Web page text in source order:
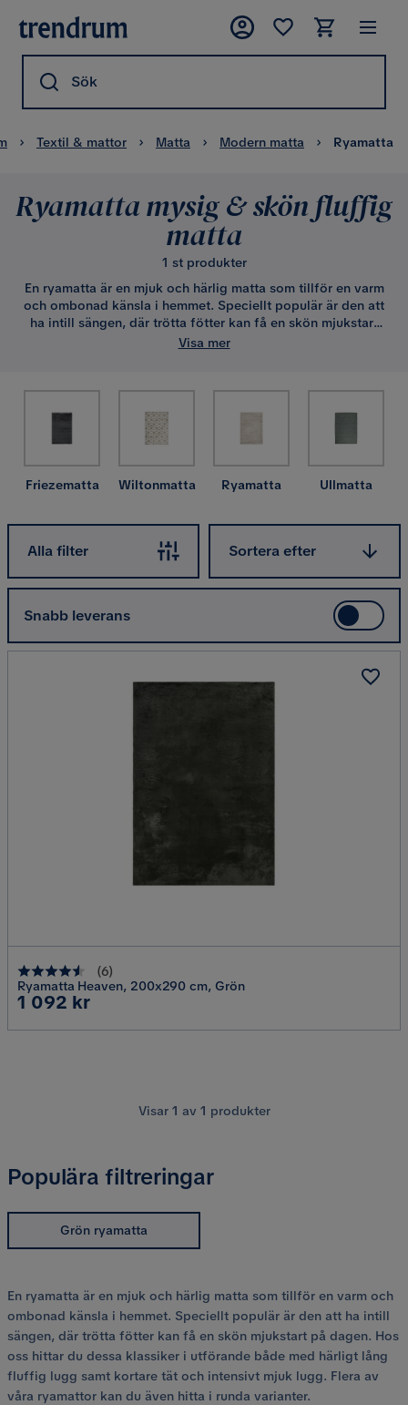
Sök
Textil & mattor Matta Modern matta Ryamatta
Ryamatta mysig & skön fluffig
matta
1 st produkter
En ryamatta är en mjuk och härlig matta som tillför en varm
och ombonad känsla i hemmet. Speciellt populär är den att
ha intill sängen, där trötta fötter kan få en skön mjukstart
på dagen. Hos oss hittar du dessa klassiker i utförande
hitta i runda varianter.
Visa mer
Friezematta Wiltonmatta Ryamatta Ullmatta
Alla filter
Sortera efter
Snabb leverans
(6)
Ryamatta Heaven, 200x290 cm, Grön
Pris
1 092 kr
Visar 1 av 1 produkter
Populära filtreringar
Grön ryamatta
En ryamatta är en mjuk och härlig matta som tillför en varm och
ombonad känsla i hemmet. Speciellt populär är den att ha intill
sängen, där trötta fötter kan få en skön mjukstart på dagen. Hos
oss hittar du dessa klassiker i utförande både med härligt lång
fluffig lugg samt kortare tät och intensivt mjuk lugg. Flera av
våra ryamattor kan du även hitta i runda varianter.